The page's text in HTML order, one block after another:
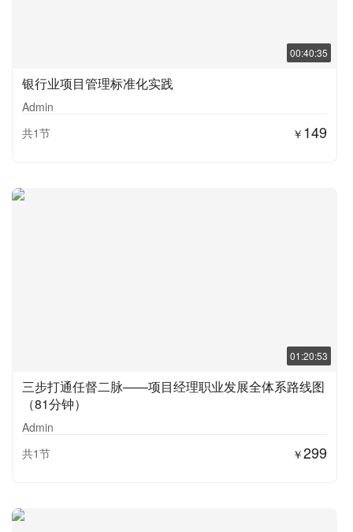
00:40:35
银行业项目管理标准化实践
Admin
共1节
￥ 149
01:20:53
三步打通任督二脉——项目经理职业发展全体系路线图
（81分钟）
Admin
共1节
￥299